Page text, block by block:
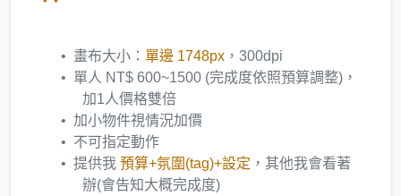
畫布大小： 單邊 1748px ，300dpi
單人 NT$ 600~1500 (完成度依照預算調整)，
加1人價格雙倍
加小物件視情況加價
不可指定動作
提供我 預算+氛圍(tag)+設定 ，其他我會看著
辦(會告知大概完成度)